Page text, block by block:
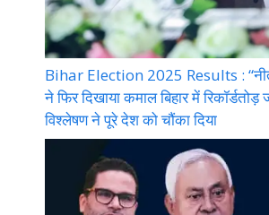
Bihar Election 2025 Results :
ने फिर दिखाया कमाल बिहार में
विश्लेषण ने पूरे देश को चौंका दिया